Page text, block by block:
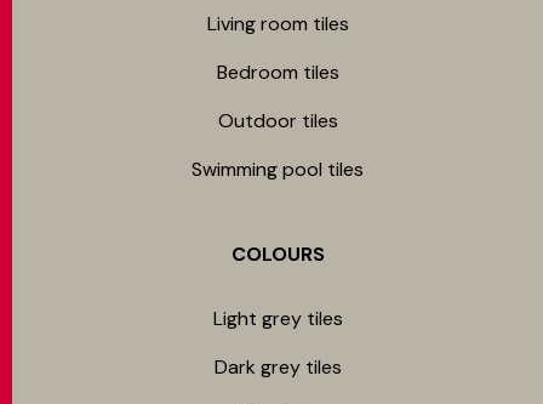
Living room tiles
Bedroom tiles
Outdoor tiles
Swimming pool tiles
COLOURS
Light grey tiles
Dark grey tiles